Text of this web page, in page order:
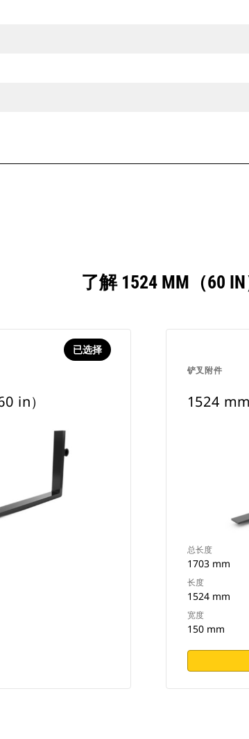
了解 1524 MM（60
已选择
in）
铲叉附件
1524
总长度
1703 mm
长度
1524 mm
宽度
150 mm